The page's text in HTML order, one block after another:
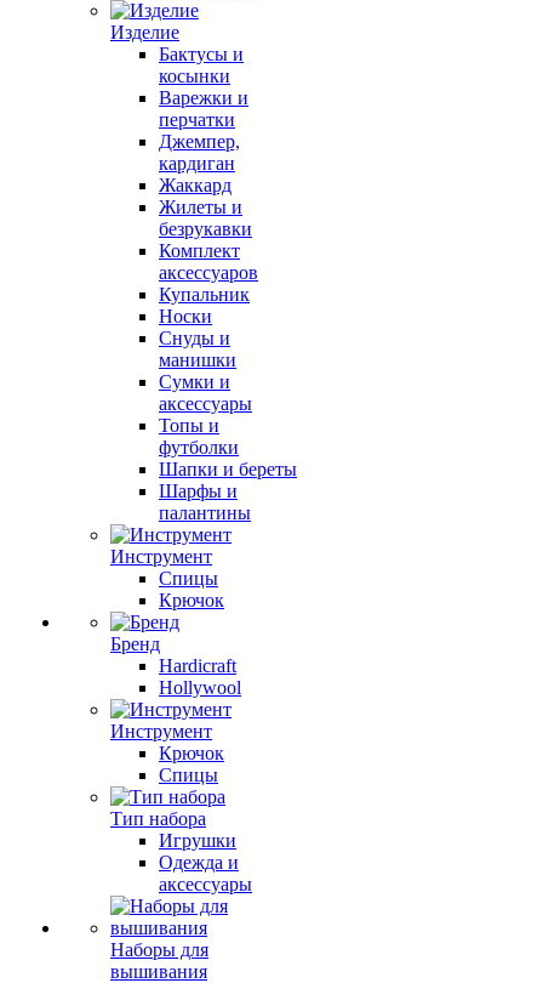
Изделие
Бактусы и
косынки
Варежки и
перчатки
Джемпер,
кардиган
Жаккард
Жилеты и
безрукавки
Комплект
аксессуаров
Купальник
Носки
Снуды и
манишки
Сумки и
аксессуары
Топы и
футболки
Шапки и береты
Шарфы и
палантины
Инструмент
Спицы
Крючок
Бренд
Hardicraft
Hollywool
Инструмент
Крючок
Спицы
Тип набора
Игрушки
Одежда и
аксессуары
Наборы для
вышивания